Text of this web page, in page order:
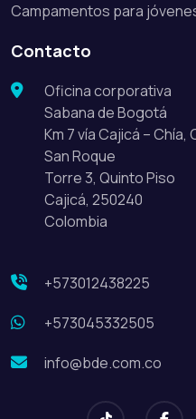
Campamentos para
Contacto
Oficina corporativa
Sabana de Bogotá
Km 7 vía Cajicá –
San Roque
Torre 3, Quinto Piso
Cajicá, 250240
Colombia
+573012438225
+573045332505
info@bde.com.co